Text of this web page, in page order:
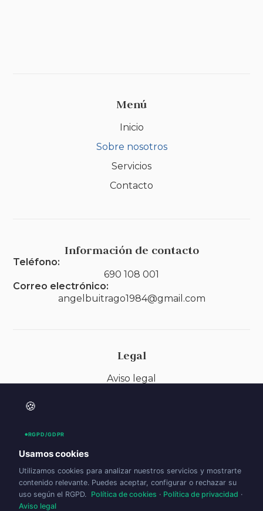
Menú
Inicio
Sobre nosotros
Servicios
Contacto
Información de contacto
Teléfono:
690 108 001
Correo electrónico:
angelbuitrago1984@gmail.com
Legal
Aviso legal
🍪
RGPD/GDPR
Usamos cookies
Utilizamos cookies para analizar nuestros servicios y mostrarte
contenido relevante. Puedes aceptar, configurar o rechazar su
uso según el RGPD. Política de cookies · Política de privacidad ·
Aviso legal